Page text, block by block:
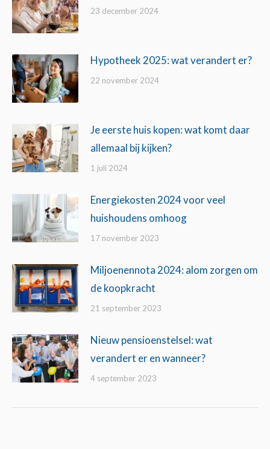
23 december 2024
Hypotheek 2025: wat verandert er?
22 november 2024
Je eerste huis kopen: wat komt daar
allemaal bij kijken?
1 juli 2024
Energiekosten 2024 voor veel
huishoudens omhoog
17 november 2023
Miljoenennota 2024: alom zorgen om
de koopkracht
21 september 2023
Nieuw pensioenstelsel: wat
verandert er en wanneer?
4 september 2023